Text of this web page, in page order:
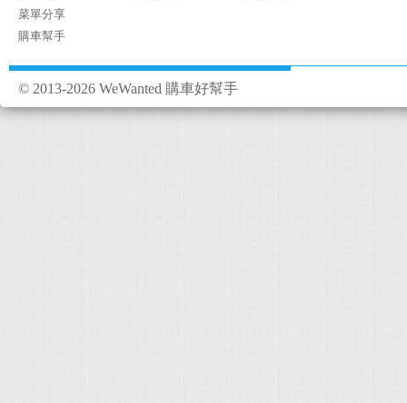
菜單分享
購車幫手
© 2013-2026 WeWanted 購車好幫手